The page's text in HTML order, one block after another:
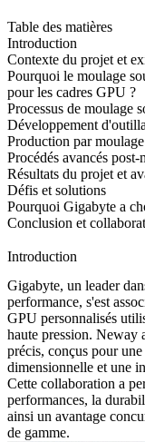
Table des matières
Introduction
Contexte du projet et
Pourquoi le moulage
pour les cadres GPU ?
Processus de moulage
Développement
Production par
Procédés avancés post-
Résultats du projet et
Défis et solutions
Pourquoi Gigabyte a
Conclusion et
Introduction
Gigabyte, un leader
performance, s'est
GPU personnalisés
haute pression. Neway
précis, conçus pour
dimensionnelle et une
Cette collaboration a
performances, la
ainsi un avantage
de gamme.